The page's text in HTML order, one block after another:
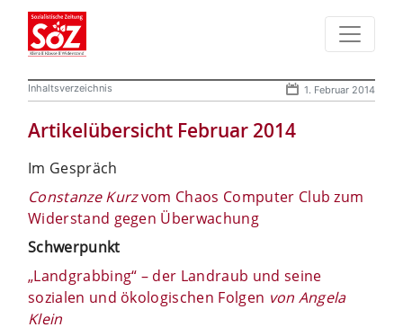
Inhaltsverzeichnis 1. Februar 2014
Artikelübersicht Februar 2014
Im Gespräch
Constanze Kurzvom Chaos Computer Club zum
Widerstand gegen Überwachung
Schwerpunkt
„Landgrabbing“ – der Landraub und seine
sozialen und ökologischen Folgen von Angela
Klein